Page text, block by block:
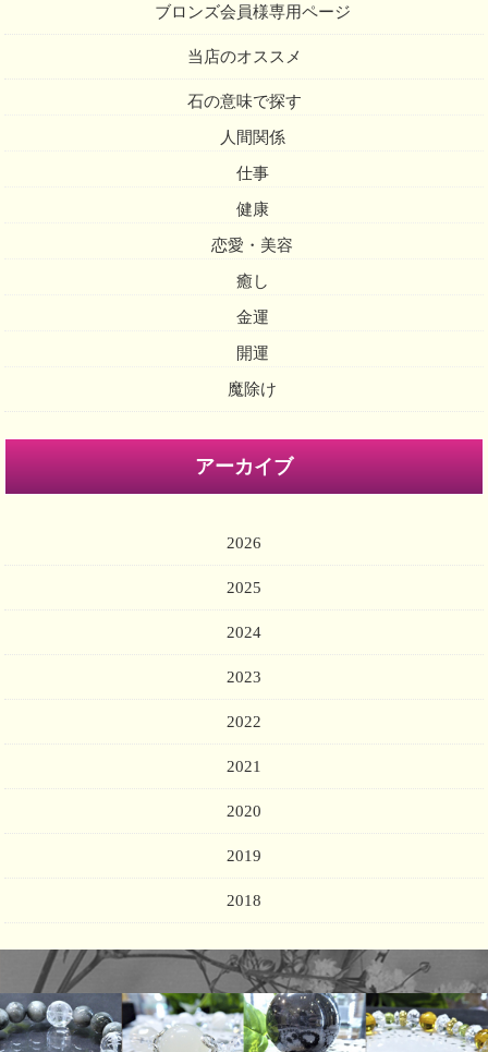
ブロンズ会員様専用ページ
当店のオススメ
石の意味で探す
人間関係
仕事
健康
恋愛・美容
癒し
金運
開運
魔除け
アーカイブ
2026
2025
2024
2023
2022
2021
2020
2019
2018